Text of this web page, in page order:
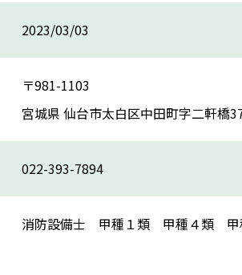
2023/03/03
〒981-1103
宮城県 仙台市太白区中田町字二軒橋
022-393-7894
消防設備士 甲種１類 甲種４類